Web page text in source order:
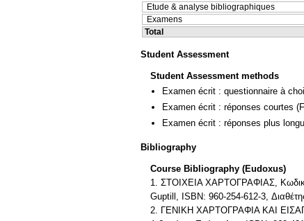
Etude & analyse bibliographiques
Examens
Total
Student Assessment
Student Assessment methods
Examen écrit : questionnaire à
Examen écrit : réponses courtes
Examen écrit : réponses plus
Bibliography
Course Bibliography (Eudoxus)
1. ΣΤΟΙΧΕΙΑ ΧΑΡΤΟΓΡΑΦΙΑΣ,
Guptill, ISBN: 960-254-612-3,
2. ΓΕΝΙΚΗ ΧΑΡΤΟΓΡΑΦΙΑ ΚΑΙ